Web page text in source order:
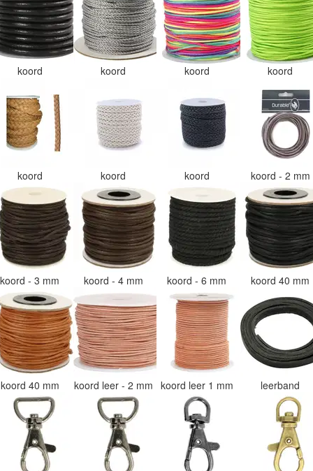
koord koord koord koord
koord koord koord koord - 2 mm
koord - 3 mm koord - 4 mm koord - 6 mm koord 40 mm
koord 40 mm koord leer - 2 mm koord leer 1 mm leerband